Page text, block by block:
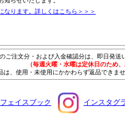
なります。詳しくはこちら＞＞＞
ご注文分・および入金確認分は、即日発
（毎週火曜・水曜は定休日のため
は、使用・未使用にかかわらず返品できま
フェイスブック インスタグ